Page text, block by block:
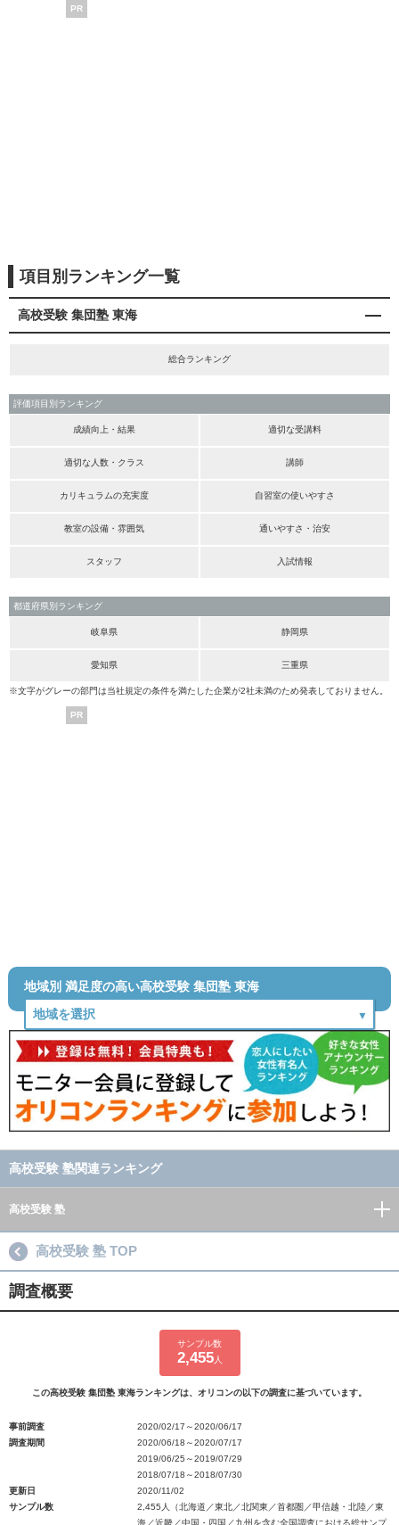
PR
項目別ランキング一覧
高校受験 集団塾 東海
総合ランキング
評価項目別ランキング
成績向上・結果 適切な受講料
適切な人数・クラス 講師
カリキュラムの充実度 自習室の使いやすさ
教室の設備・雰囲気 通いやすさ・治安
スタッフ 入試情報
都道府県別ランキング
岐阜県 静岡県
愛知県 三重県
※文字がグレーの部門は当社規定の条件を満たした企業が2社未満のため発表しておりません。
PR
地域別 満足度の高い高校受験 集団塾 東海
高校受験 塾関連ランキング
高校受験 塾
高校受験 塾 TOP
調査概要
サンプル数
2,455人
この高校受験 集団塾 東海ランキングは、オリコンの以下の調査に基づいています。
事前調査
2020/02/17～2020/06/17
調査期間
2020/06/18～2020/07/17
2019/06/25～2019/07/29
2018/07/18～2018/07/30
更新日
2020/11/02
サンプル数
2,455人（北海道／東北／北関東／首都圏／甲信越・北陸／東
海／近畿／中国・四国／九州を含む全国調査における総サンプ